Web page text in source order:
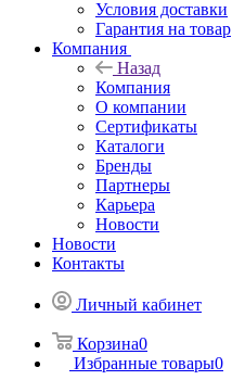
Условия доставки
Гарантия на товар
Компания
Назад
Компания
О компании
Сертификаты
Каталоги
Бренды
Партнеры
Карьера
Новости
Новости
Контакты
Личный кабинет
Корзина0
Избранные товары0